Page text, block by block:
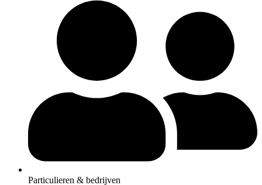
Particulieren & bedrijven